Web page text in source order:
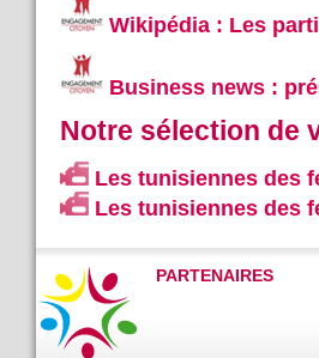
Wikipédia : Les
Business news :
Notre sélection de
Les tunisiennes des
Les tunisiennes des
PARTENAIRES